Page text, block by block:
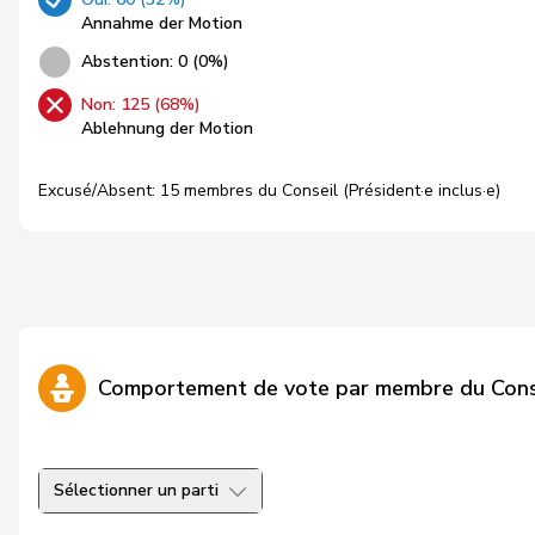
Annahme der Motion
Abstention: 0 (0%)
Non: 125 (68%)
Ablehnung der Motion
Excusé/Absent: 15 membres du Conseil (Président·e inclus·e)
Comportement de vote par membre du
Sélectionner un parti